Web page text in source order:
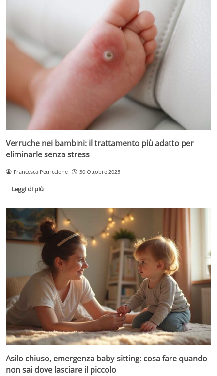
Verruche nei bambini: il trattamento più adatto per
eliminarle senza stress
Francesca Petriccione 30 Ottobre 2025
Leggi di più
Asilo chiuso, emergenza baby-sitting: cosa fare quando
non sai dove lasciare il piccolo